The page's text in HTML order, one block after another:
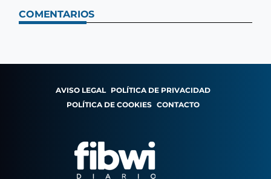
COMENTARIOS
AVISO LEGAL POLÍTICA DE PRIVACIDAD
POLÍTICA DE COOKIES CONTACTO